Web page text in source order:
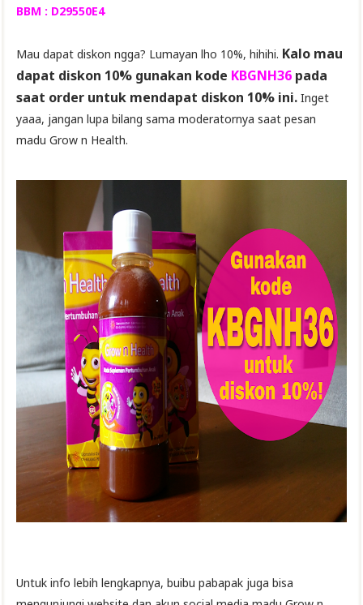
BBM : D29550E4
Mau dapat diskon ngga? Lumayan lho 10%, hihihi. Kalo mau
dapat diskon 10% gunakan kode KBGNH36 pada
saat order untuk mendapat diskon 10% ini. Inget
yaaa, jangan lupa bilang sama moderatornya saat pesan
madu Grow n Health.
Untuk info lebih lengkapnya, buibu pabapak juga bisa